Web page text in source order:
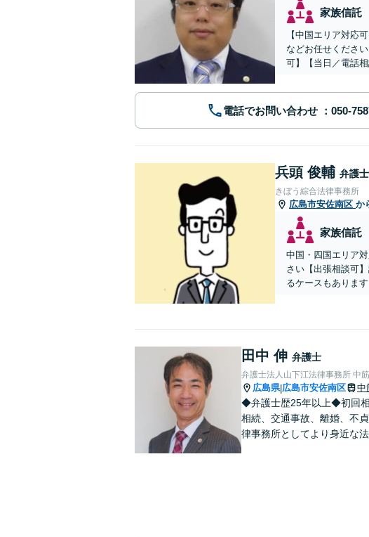
家族信託
【中国エリア対応
などお任せくださ
可】【当日／電話相
電話でお問い合わせ
兵頭 俊輔 弁護士
きぼう綜合法律事務所
広島市安佐南区 か
家族信託
中国・四国エリア
さい【出張相談可
るケースもあります
田中 伸 弁護士
弁護士法人山下江法律事務所 中
広島県|広島市安佐南区 中
◆弁護士歴25年以上◆初回
相続、交通事故、離婚、不
律事務所としてより身近な